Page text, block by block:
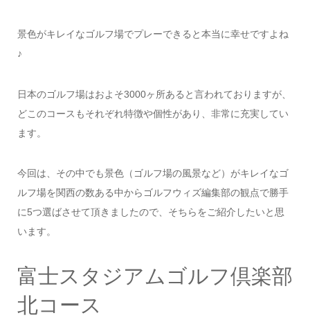
景色がキレイなゴルフ場でプレーできると本当に幸せですよね
♪
日本のゴルフ場はおよそ3000ヶ所あると言われておりますが、
どこのコースもそれぞれ特徴や個性があり、非常に充実してい
ます。
今回は、その中でも景色（ゴルフ場の風景など）がキレイなゴ
ルフ場を関西の数ある中からゴルフウィズ編集部の観点で勝手
に5つ選ばさせて頂きましたので、そちらをご紹介したいと思
います。
富士スタジアムゴルフ倶楽部
北コース